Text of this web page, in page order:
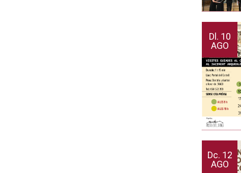
Dl. 10
AGO
Dc. 12
AGO